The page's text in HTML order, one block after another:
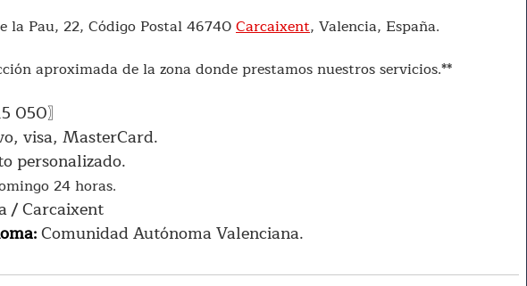
la Pau, 22, Código Postal 46740Carcaixent, Valencia, España.
aproximada de la zona donde prestamos nuestros servicios.**
050〗
visa, MasterCard.
personalizado.
24 horas.
/ Carcaixent
:Comunidad Autónoma Valenciana.